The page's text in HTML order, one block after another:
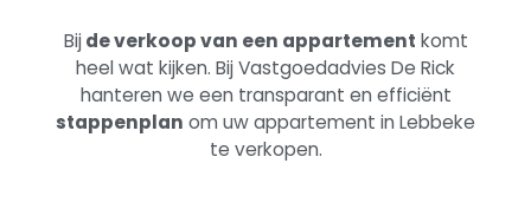
Bij de verkoop van een appartement komt
heel wat kijken. Bij Vastgoedadvies De Rick
hanteren we een transparant en efficiënt
stappenplan om uw appartement in Lebbeke
te verkopen.